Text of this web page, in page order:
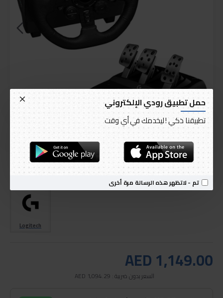
حمل تطبيق رودي الإلكتروني
تطبيقنا ذكي ! ليخدمك في أي وقت
تم - لاتظهر هذه الرسالة مرة أخرى
التوصيل خلال 1 إلى 3 أيام
AED 1,149.00
السعر بدون ضريبة : AED 1,094.29
متوفر
الموديل:Logitech G923 Trueforce Racing Wheel for PS4 & PS5
الرمز العالمي للمنتج: G923
Logitech